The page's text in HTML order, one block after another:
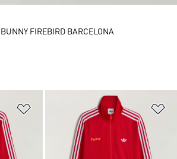
Dodaj do listy życzeń
FIREBIRD BARCELONA